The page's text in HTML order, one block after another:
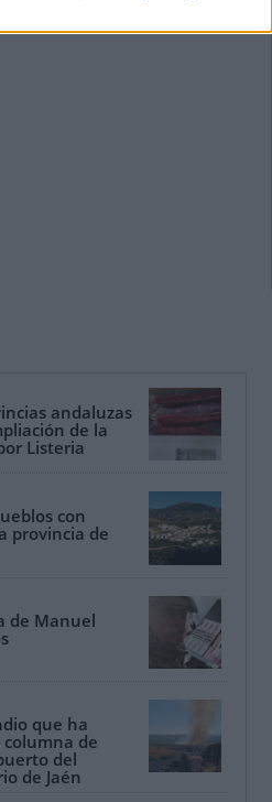
andaluzas
de la
Listeria
con
provincia de
de Manuel
que ha
de
del
de Jaén